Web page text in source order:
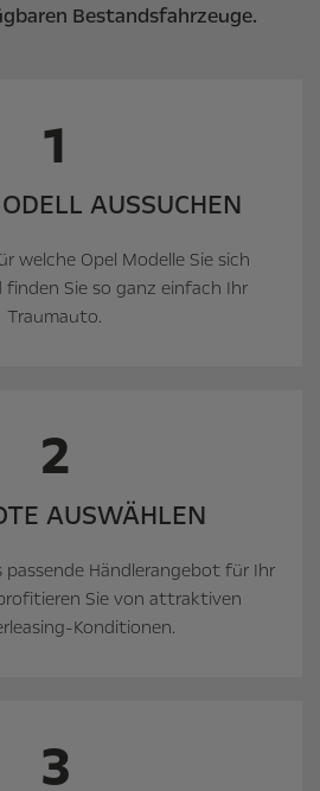
Bestandsfahrzeuge.
1
AUSSUCHEN
welche Opel Modelle Sie sich
finden Sie so ganz einfach Ihr
Traumauto.
2
AUSWÄHLEN
Händlerangebot für Ihr
Sie von attraktiven
Konditionen.
3